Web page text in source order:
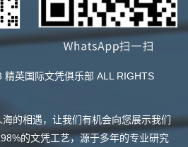
英国际文凭俱乐部 ALL RIGHTS
的相遇，让我们有机会向您展示我们
的文凭工艺，源于多年的专业研究